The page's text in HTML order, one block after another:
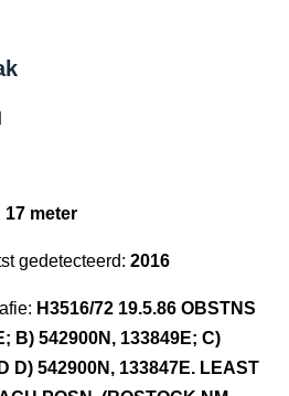
17 meter
gedetecteerd: 2016
H3516/72 19.5.86 OBSTNS
B) 542900N, 133849E; C)
D) 542900N, 133847E. LEAST